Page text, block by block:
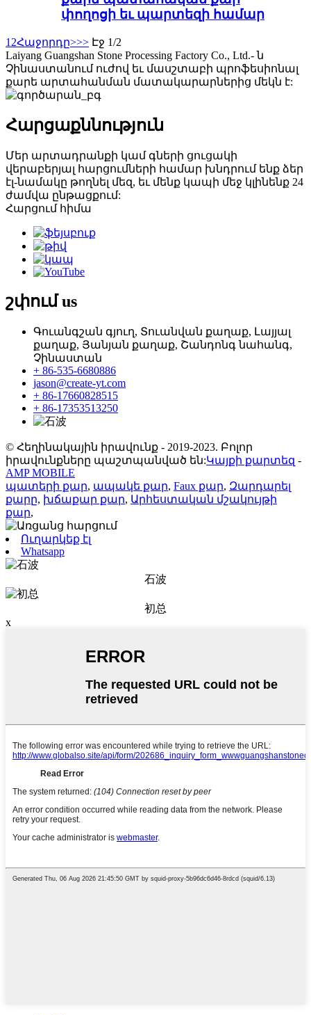
փողոցի եւ պարտեզի համար
1 2Հաջորդը>>> Էջ 1/2
Laiyang Guangshan Stone Processing Factory Co., Ltd.- ն
Չինաստանում ուժով եւ մասշտաբի պրոֆեսիոնալ
քարե արտահանման մատակարարներից մեկն է:
Հարցաքննություն
Մեր արտադրանքի կամ գների ցուցակի
վերաբերյալ հարցումների համար խնդրում ենք ձեր
էլ-նամակը թողնել մեզ, եւ մենք կապի մեջ կլինենք 24
ժամվա ընթացքում:
Հարցում հիմա
շփումus
Գուանգշան գյուղ, Տուանվան քաղաք, Լայյալ
քաղաք, Յանյան քաղաք, Շանդոնգ նահանգ,
Չինաստան
+ 86-535-6680886
jason@create-yt.com
+ 86-17660828515
+ 86-17353513250
© Հեղինակային իրավունք - 2019-2023. Բոլոր
իրավունքները պաշտպանված են:Կայքի քարտեզ -
AMP MOBILE
պատերի քար, ապակե քար, Faux քար, Զարդարել
քարը, խճաքար քար, Արհեստական ​​մշակույթի
քար,
Ուղարկեք էլ
Whatsapp
石波
初总
x